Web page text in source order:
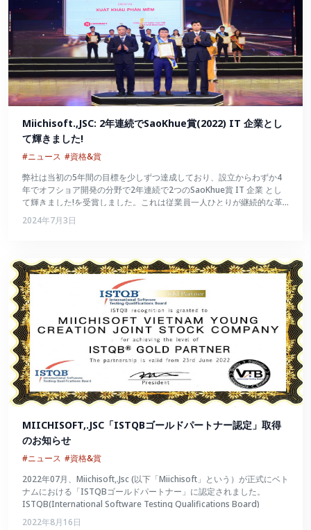
Miichisoft.,JSC: 2年連続でSaoKhue賞(2022) IT 企業とし
て輝きました!
#ニュース #資格&賞
弊社は当初の5年間の目標を少しずつ達成しており、設立からわずか4
年でオフショア開発の分野で2年連続で2つのSaoKhue賞 IT 企業 とし
て輝きました!を受賞しました。これは従業員一人ひとりが継続的な革
新を続け、数々の試練を切り抜けて大きく成長したことの証でもあるで
しょう。
2024年7月3日
MIICHISOFT,.JSC「ISTQBゴールドパートナー認定」取得
のお知らせ
#ニュース #資格&賞
2022年07月、Miichisoft,.Jsc (以下「Miichisoft」という）が正式にベト
ナムにおける「ISTQBゴールドパートナー」に認定されました。
ISTQB(International Software Testing Qualifications Board)
2022年8月16日